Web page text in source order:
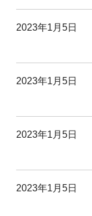
2023年1月5日
2023年1月5日
2023年1月5日
2023年1月5日